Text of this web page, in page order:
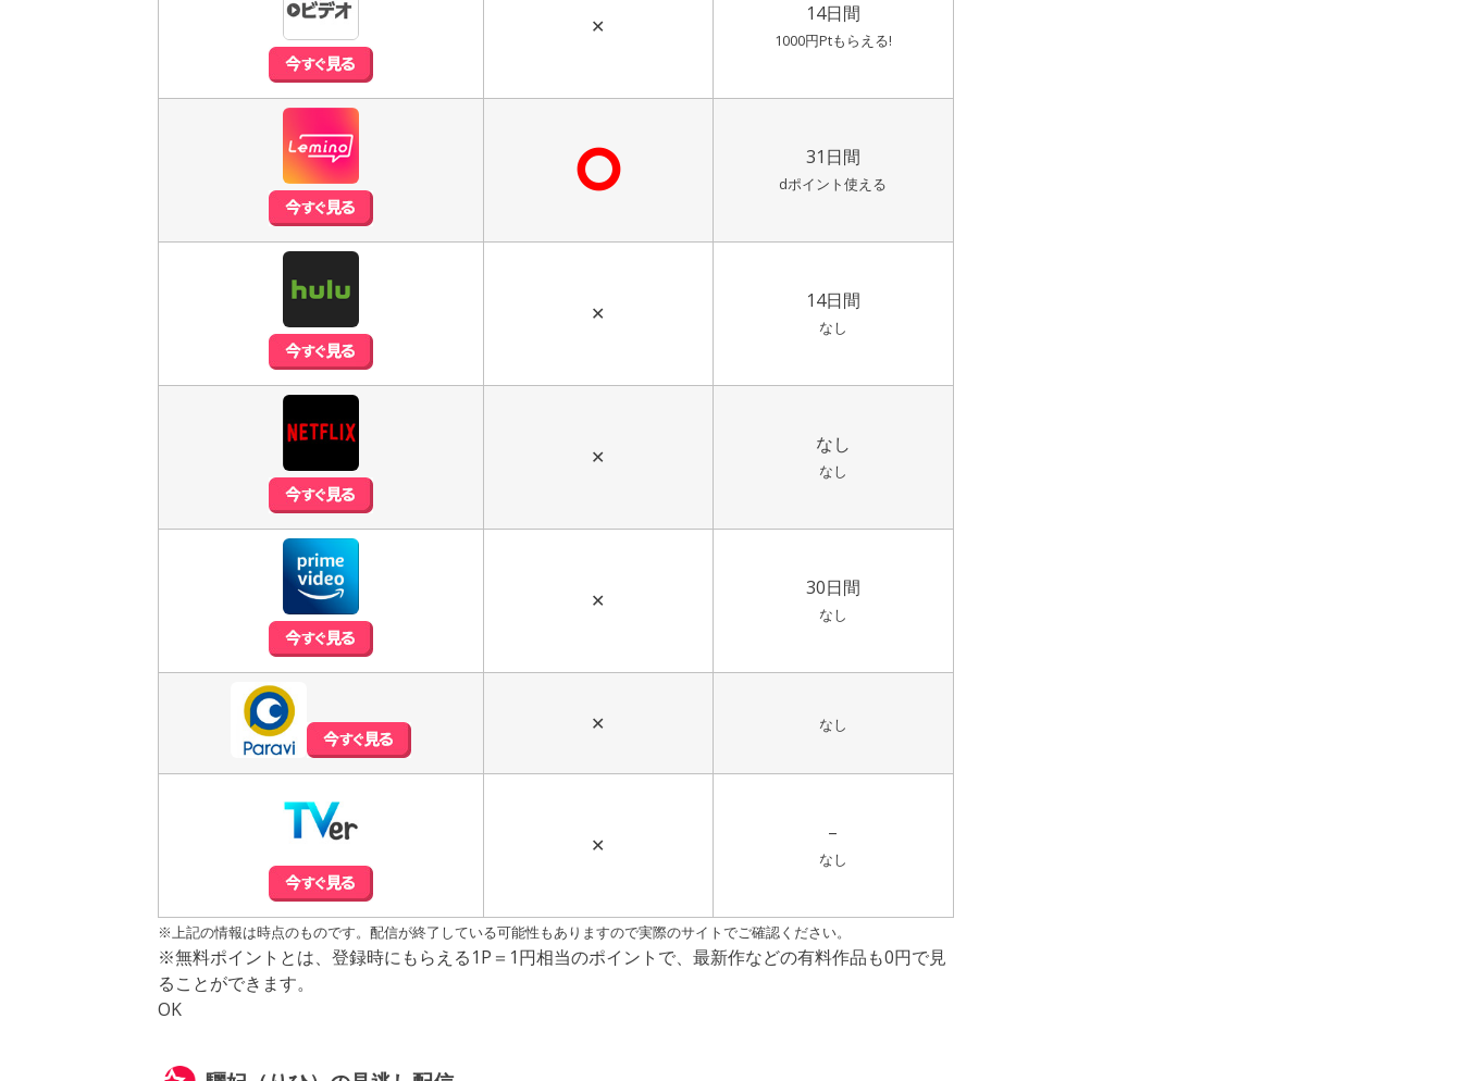
✕
14日間
1000円Ptもらえる!
⭘ 31日間
dポイント使える
✕
14日間
なし
✕
なし
なし
✕
30日間
なし
✕ なし
✕
–
なし
※上記の情報は時点のものです。配信が終了している可能性もありますので実際のサイトでご確認ください。
※無料ポイントとは、登録時にもらえる1P＝1円相当のポイントで、最新作などの有料作品も0円で見
ることができます。
OK